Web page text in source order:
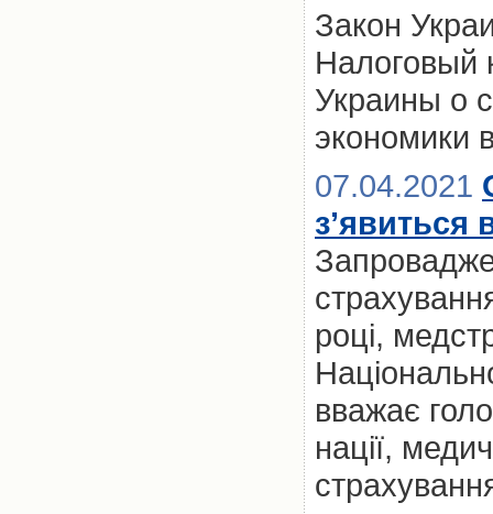
Закон
Налоговый
Украины о
экономики
07.04.2021
з’явиться
році,
вважає
нації,